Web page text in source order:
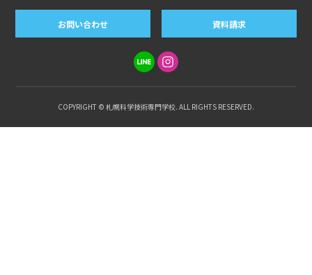
お問い合わせ 資料請求
COPYRIGHT © 札幌科学技術専門学校. ALL RIGHTS RESERVED.